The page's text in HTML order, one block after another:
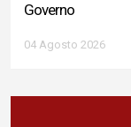
Governo
04 Agosto 2026
Sigismondi, Liris
Ministro Roccella